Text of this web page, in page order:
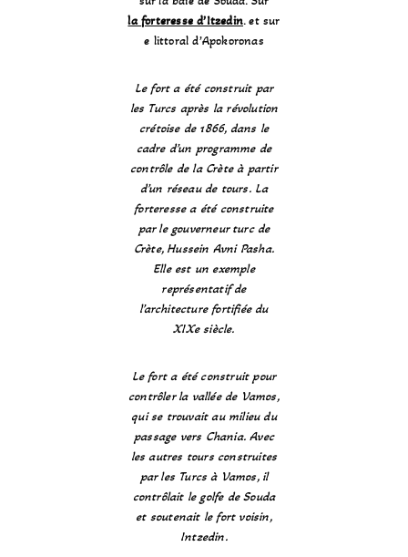
laforteresse d’Itzedin. et sur
e littoral d’Apokoronas
Le fort a été construit par
les Turcs après la révolution
crétoise de 1866, dans le
cadre d’un programme de
contrôle de la Crète à partir
d’un réseau de tours. La
forteresse a été construite
par le gouverneur turc de
Crète, Hussein Avni Pasha.
Elle est un exemple
représentatif de
l’architecture fortifiée du
XIXe siècle.
Le fort a été construit pour
contrôler la vallée de Vamos,
qui se trouvait au milieu du
passage vers Chania. Avec
les autres tours construites
par les Turcs à Vamos, il
contrôlait le golfe de Souda
et soutenait le fort voisin,
Intzedin.